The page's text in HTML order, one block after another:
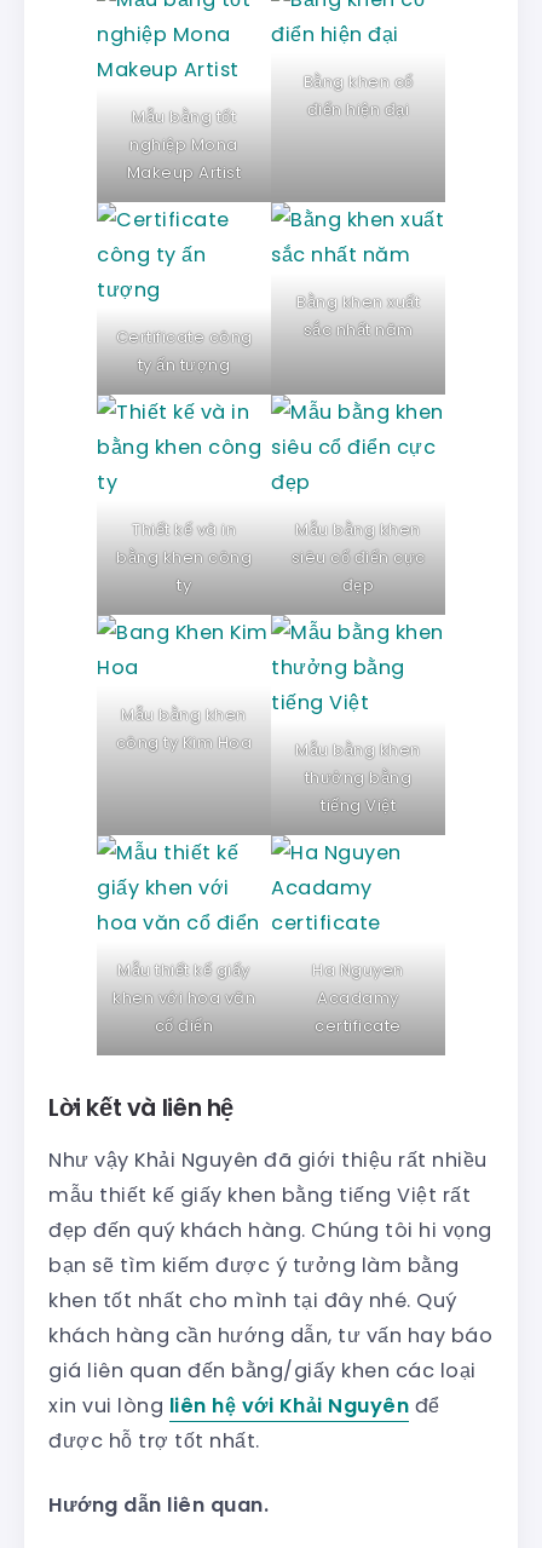
Mẫu bằng tốt
nghiệp Mona
Makeup Artist
Bằng khen cổ
điển hiện đại
Certificate công
ty ấn tượng
Bằng khen xuất
sắc nhất năm
Thiết kế và in
bằng khen công
ty
Mẫu bằng khen
siêu cổ điển cực
đẹp
Mẫu bằng khen
công ty Kim Hoa
Mẫu bằng khen
thưởng bằng
tiếng Việt
Mẫu thiết kế giấy
khen với hoa văn
cổ điển
Ha Nguyen
Acadamy
certificate
Lời kết và liên hệ
Như vậy Khải Nguyên đã giới thiệu rất nhiều
mẫu thiết kế giấy khen bằng tiếng Việt rất
đẹp đến quý khách hàng. Chúng tôi hi vọng
bạn sẽ tìm kiếm được ý tưởng làm bằng
khen tốt nhất cho mình tại đây nhé. Quý
khách hàng cần hướng dẫn, tư vấn hay báo
giá liên quan đến bằng/giấy khen các loại
xin vui lòng liên hệ với Khải Nguyên để
được hỗ trợ tốt nhất.
Hướng dẫn liên quan.